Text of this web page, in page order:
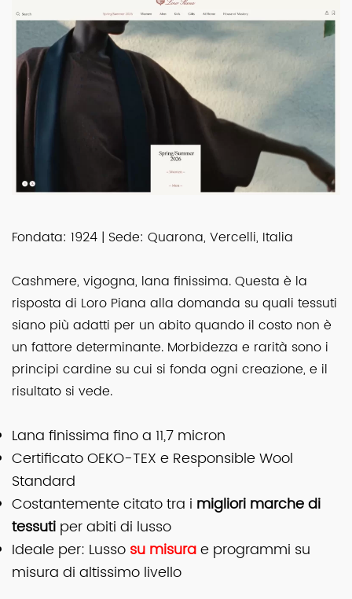
Fondata: 1924 | Sede: Quarona, Vercelli, Italia
Cashmere, vigogna, lana finissima. Questa è la
risposta di Loro Piana alla domanda su quali tessuti
siano più adatti per un abito quando il costo non è
un fattore determinante. Morbidezza e rarità sono i
principi cardine su cui si fonda ogni creazione, e il
risultato si vede.
Lana finissima fino a 11,7 micron
Certificato OEKO-TEX e Responsible Wool
Standard
Costantemente citato tra i migliori marche di
tessuti per abiti di lusso
Ideale per: Lusso su misurae programmi su
misura di altissimo livello